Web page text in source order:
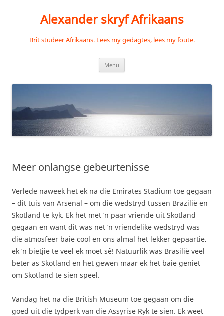
Alexander skryf Afrikaans
Brit studeer Afrikaans. Lees my gedagtes, lees my foute.
Menu
Meer onlangse gebeurtenisse
Verlede naweek het ek na die Emirates Stadium toe gegaan
– dit tuis van Arsenal – om die wedstryd tussen Brazilië en
Skotland te kyk. Ek het met ‘n paar vriende uit Skotland
gegaan en want dit was net ‘n vriendelike wedstryd was
die atmosfeer baie cool en ons almal het lekker gepaartie,
ek ‘n bietjie te veel ek moet sê! Natuurlik was Brasilië veel
beter as Skotland en het gewen maar ek het baie geniet
om Skotland te sien speel.
Vandag het na die British Museum toe gegaan om die
goed uit die tydperk van die Assyrise Ryk te sien. Ek weet